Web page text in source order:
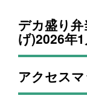
デカ盛り
げ)2026年
アクセス